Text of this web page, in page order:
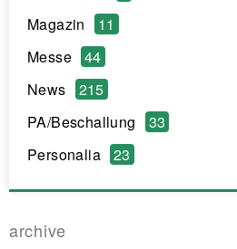
Magazin
11
Messe
44
News
215
PA/Beschallung
33
Personalia
23
archive